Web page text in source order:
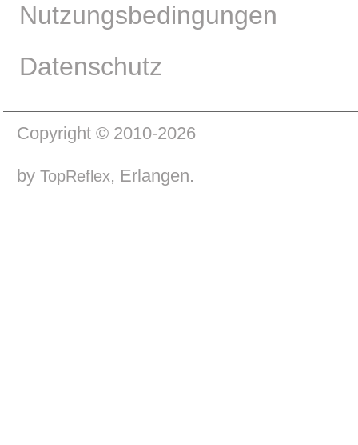
Nutzungsbedingungen
Datenschutz
Copyright © 2010-2026
by TopReflex, Erlangen.